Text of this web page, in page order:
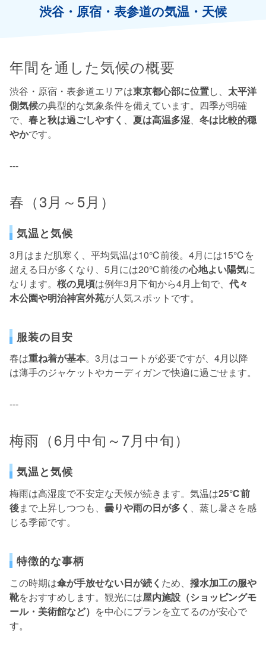
渋谷・原宿・表参道の気温・天候
年間を通した気候の概要
渋谷・原宿・表参道エリアは東京都心部に位置し、 太平洋
側気候の典型的な気象条件を備えています。四季が明確
で、 春と秋は過ごしやすく 、 夏は高温多湿、 冬は比較的穏
やかです。
---
春（3月～5月）
気温と気候
3月はまだ肌寒く、平均気温は10℃前後。4月には15℃を
超える日が多くなり、5月には20℃前後の心地よい陽気に
なります。 桜の見頃は例年3月下旬から4月上旬で、 代々
木公園や明治神宮外苑が人気スポットです。
服装の目安
春は重ね着が基本。3月はコートが必要ですが、4月以降
は薄手のジャケットやカーディガンで快適に過ごせます。
---
梅雨（6月中旬～7月中旬）
気温と気候
梅雨は高湿度で不安定な天候が続きます。気温は25℃前
後まで上昇しつつも、 曇りや雨の日が多く 、蒸し暑さを感
じる季節です。
特徴的な事柄
この時期は傘が手放せない日が続く ため、 撥水加工の服や
靴をおすすめします。観光には屋内施設（ショッピングモ
ール・美術館など） を中心にプランを立てるのが安心で
す。